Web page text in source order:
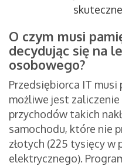
O czym musi
decydując się na
osobowego?
Przedsiębiorca IT musi
możliwe jest
przychodów takich
samochodu, które nie
złotych (225 tysięcy w
elektrycznego).